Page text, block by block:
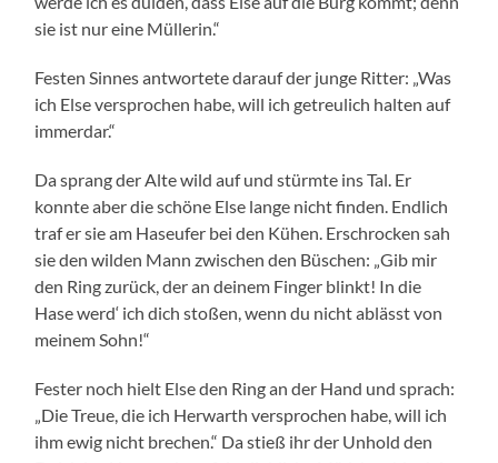
sie ist nur eine Müllerin.“
Festen Sinnes antwortete darauf der junge Ritter: „Was
ich Else versprochen habe, will ich getreulich halten auf
immerdar.“
Da sprang der Alte wild auf und stürmte ins Tal. Er
konnte aber die schöne Else lange nicht finden. Endlich
traf er sie am Haseufer bei den Kühen. Erschrocken sah
sie den wilden Mann zwischen den Büschen: „Gib mir
den Ring zurück, der an deinem Finger blinkt! In die
Hase werd‘ ich dich stoßen, wenn du nicht ablässt von
meinem Sohn!“
Fester noch hielt Else den Ring an der Hand und sprach:
„Die Treue, die ich Herwarth versprochen habe, will ich
ihm ewig nicht brechen.“ Da stieß ihr der Unhold den